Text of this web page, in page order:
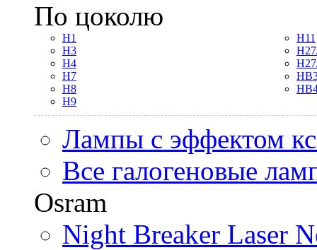
По цоколю
H1
H3
H4
H7
H8
H9
H11
Лампы с эффектом
Все галогеновые
Osram
Night Breaker Laser